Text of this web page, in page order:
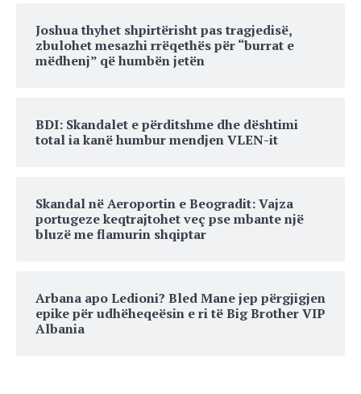
Joshua thyhet shpirtërisht pas tragjedisë,
zbulohet mesazhi rrëqethës për “burrat e
mëdhenj” që humbën jetën
BDI: Skandalet e përditshme dhe dështimi
total ia kanë humbur mendjen VLEN-it
Skandal në Aeroportin e Beogradit: Vajza
portugeze keqtrajtohet veç pse mbante një
bluzë me flamurin shqiptar
Arbana apo Ledioni? Bled Mane jep përgjigjen
epike për udhëheqeësin e ri të Big Brother VIP
Albania